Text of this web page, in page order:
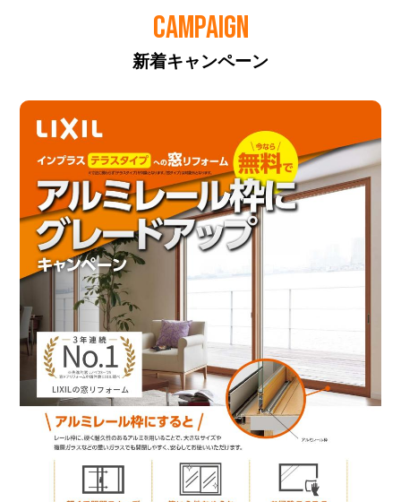
CAMPAIGN
新着キャンペーン